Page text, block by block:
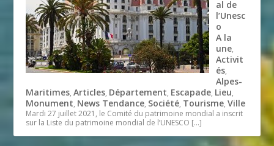
al de
l’Unesc
o
A la
une,
Activit
és,
Alpes-
Maritimes,Articles, Département, Escapade, Lieu,
Monument, News Tendance, Société, Tourisme,Ville
Mardi 27 juillet 2021, le Comité du patrimoine mondial a inscrit
sur la Liste du patrimoine mondial de l’UNESCO […]